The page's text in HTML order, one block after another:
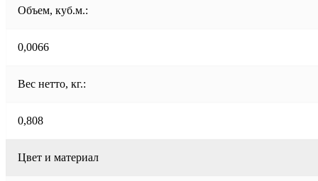
Объем, куб.м.:
0,0066
Вес нетто, кг.:
0,808
Цвет и материал